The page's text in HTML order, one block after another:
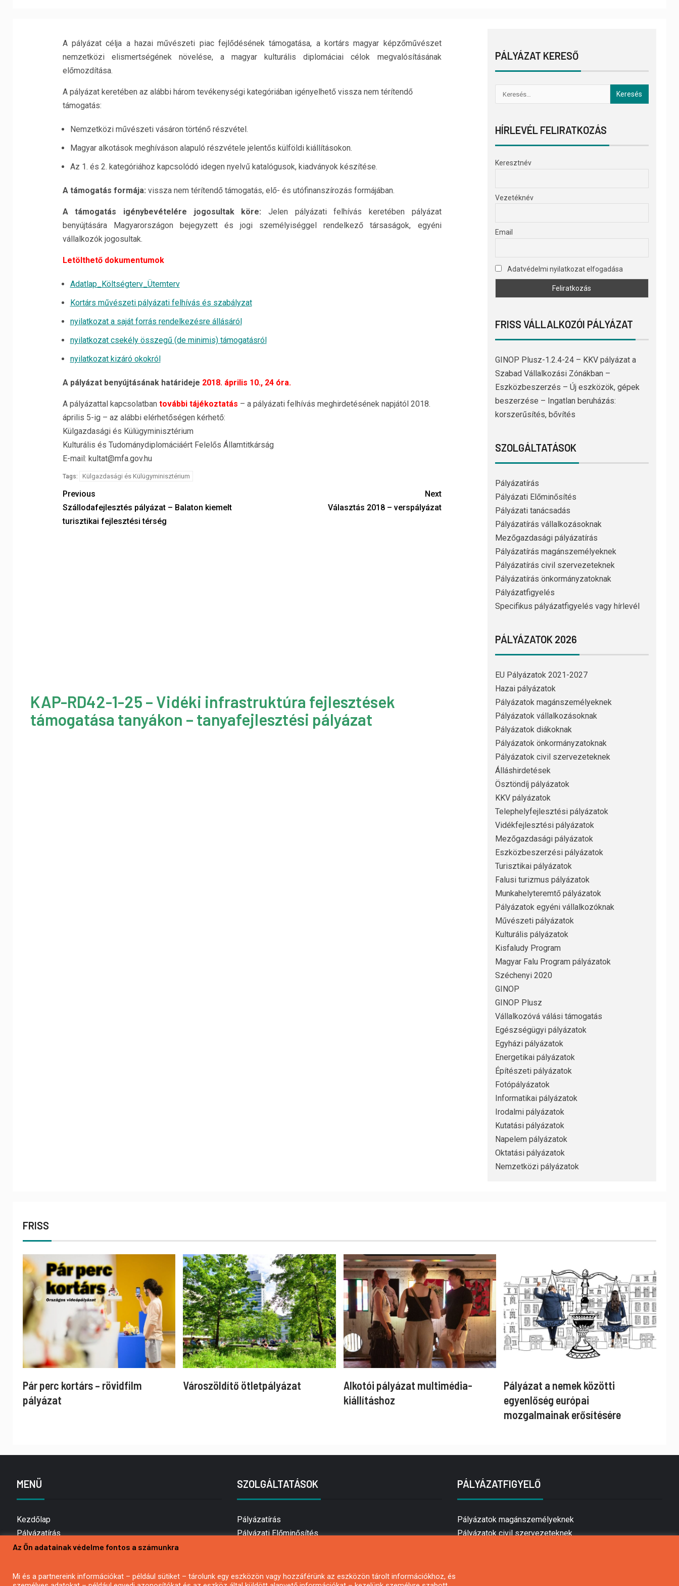
A pályázat célja a hazai művészeti piac fejlődésének támogatása, a kortárs magyar képzőművészet
nemzetközi elismertségének növelése, a magyar kulturális diplomáciai célok megvalósításának
előmozdítása.
A pályázat keretében az alábbi három tevékenységi kategóriában igényelhető vissza nem térítendő
támogatás:
Nemzetközi művészeti vásáron történő részvétel.
Magyar alkotások meghíváson alapuló részvétele jelentős külföldi kiállításokon.
Az 1. és 2. kategóriához kapcsolódó idegen nyelvű katalógusok, kiadványok készítése.
A támogatás formája: vissza nem térítendő támogatás, elő- és utófinanszírozás formájában.
A támogatás igénybevételére jogosultak köre: Jelen pályázati felhívás keretében pályázat
benyújtására Magyarországon bejegyzett és jogi személyiséggel rendelkező társaságok, egyéni
vállalkozók jogosultak.
Letölthető dokumentumok
Adatlap_Költségterv_Ütemterv
Kortárs művészeti pályázati felhívás és szabályzat
nyilatkozat a saját forrás rendelkezésre állásáról
nyilatkozat csekély összegű (de minimis) támogatásról
nyilatkozat kizáró okokról
A pályázat benyújtásának határideje 2018. április 10., 24 óra.
A pályázattal kapcsolatban további tájékoztatás – a pályázati felhívás meghirdetésének napjától 2018.
április 5-ig – az alábbi elérhetőségen kérhető:
Külgazdasági és Külügyminisztérium
Kulturális és Tudománydiplomáciáért Felelős Államtitkárság
E-mail: kultat@mfa.gov.hu
Tags: Külgazdasági és Külügyminisztérium
Previous
Szállodafejlesztés pályázat – Balaton kiemelt
turisztikai fejlesztési térség
Next
Választás 2018 – verspályázat
KAP-RD42-1-25 – Vidéki infrastruktúra fejlesztések
támogatása tanyákon – tanyafejlesztési pályázat
PÁLYÁZAT KERESŐ
HÍRLEVÉL FELIRATKOZÁS
Keresztnév
Vezetéknév
Email
Adatvédelmi nyilatkozat elfogadása
FRISS VÁLLALKOZÓI PÁLYÁZAT
GINOP Plusz-1.2.4-24 – KKV pályázat a
Szabad Vállalkozási Zónákban –
Eszközbeszerzés – Új eszközök, gépek
beszerzése – Ingatlan beruházás:
korszerűsítés, bővítés
SZOLGÁLTATÁSOK
Pályázatírás
Pályázati Előminősítés
Pályázati tanácsadás
Pályázatírás vállalkozásoknak
Mezőgazdasági pályázatírás
Pályázatírás magánszemélyeknek
Pályázatírás civil szervezeteknek
Pályázatírás önkormányzatoknak
Pályázatfigyelés
Specifikus pályázatfigyelés vagy hírlevél
PÁLYÁZATOK 2026
EU Pályázatok 2021-2027
Hazai pályázatok
Pályázatok magánszemélyeknek
Pályázatok vállalkozásoknak
Pályázatok diákoknak
Pályázatok önkormányzatoknak
Pályázatok civil szervezeteknek
Álláshirdetések
Ösztöndíj pályázatok
KKV pályázatok
Telephelyfejlesztési pályázatok
Vidékfejlesztési pályázatok
Mezőgazdasági pályázatok
Eszközbeszerzési pályázatok
Turisztikai pályázatok
Falusi turizmus pályázatok
Munkahelyteremtő pályázatok
Pályázatok egyéni vállalkozóknak
Művészeti pályázatok
Kulturális pályázatok
Kisfaludy Program
Magyar Falu Program pályázatok
Széchenyi 2020
GINOP
GINOP Plusz
Vállalkozóvá válási támogatás
Egészségügyi pályázatok
Egyházi pályázatok
Energetikai pályázatok
Építészeti pályázatok
Fotópályázatok
Informatikai pályázatok
Irodalmi pályázatok
Kutatási pályázatok
Napelem pályázatok
Oktatási pályázatok
Nemzetközi pályázatok
FRISS
Pár perc kortárs – rövidfilm
pályázat
Városzöldítő ötletpályázat
Alkotói pályázat multimédia-
kiállításhoz
Pályázat a nemek közötti
egyenlőség európai
mozgalmainak erősítésére
MENÜ
Kezdőlap
Pályázatírás
Bemutatkozás
Hírlevél feliratkozás
SZOLGÁLTATÁSOK
Pályázatírás
Pályázati Előminősítés
Mezőgazdasági pályázatírás
PÁLYÁZATFIGYELŐ
Pályázatok magánszemélyeknek
Pályázatok civil szervezeteknek
Az Ön adatainak védelme fontos a számunkra
Mi és a partnereink információkat – például sütiket – tárolunk egy eszközön vagy hozzáférünk az eszközön tárolt információkhoz, és